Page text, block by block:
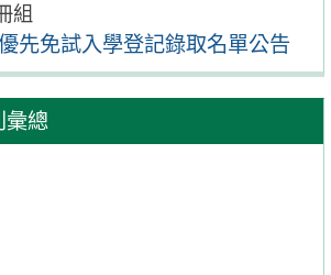
組
先免試入學登記錄取名單公告
彙總